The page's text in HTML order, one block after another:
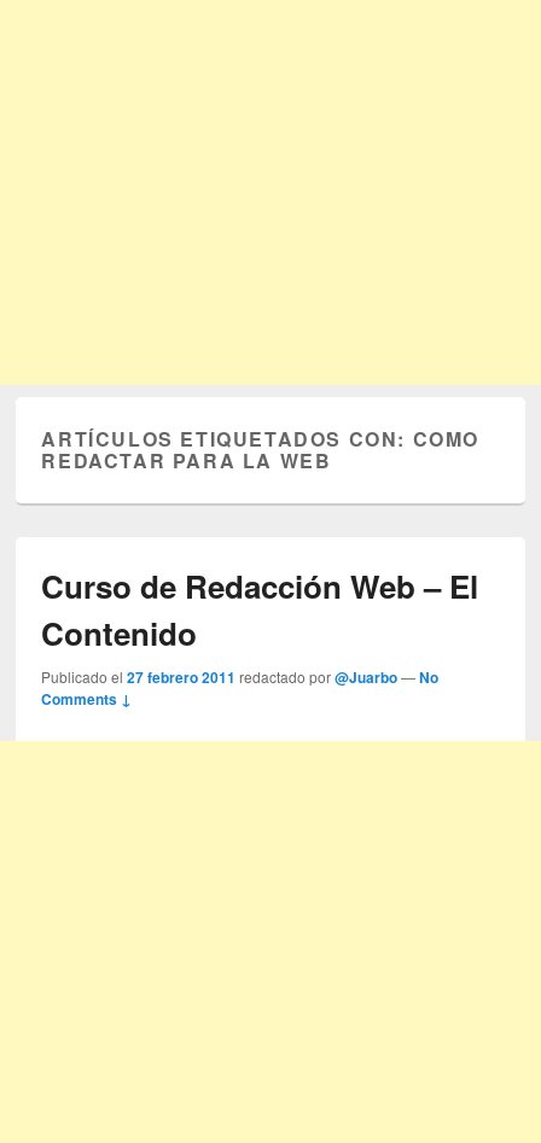
ARTÍCULOS ETIQUETADOS CON: COMO
REDACTAR PARA LA WEB
Curso de Redacción Web – El
Contenido
Publicado el27 febrero 2011 redactado por@Juarbo —No
Comments ↓